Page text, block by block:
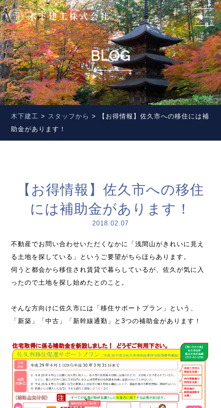
BLOG
木下建工 > スタッフから >
【お得情報】佐久市への移住には補
助金があります！
【お得情報】佐久市への移住
には補助金があります！
2018.02.07
不動産でお問い合わせいただくなかに「浅間山がきれいに見え
る土地を探している」というご要望がちらほらあります。
伺うと都会から移住され賃貸で暮らしているが、佐久が気に入
ったので土地を探し始めたとのこと。
そんな方向けに佐久市には「移住サポートプラン」という、
「新築」「中古」「新幹線通勤」と3つの補助金があります！